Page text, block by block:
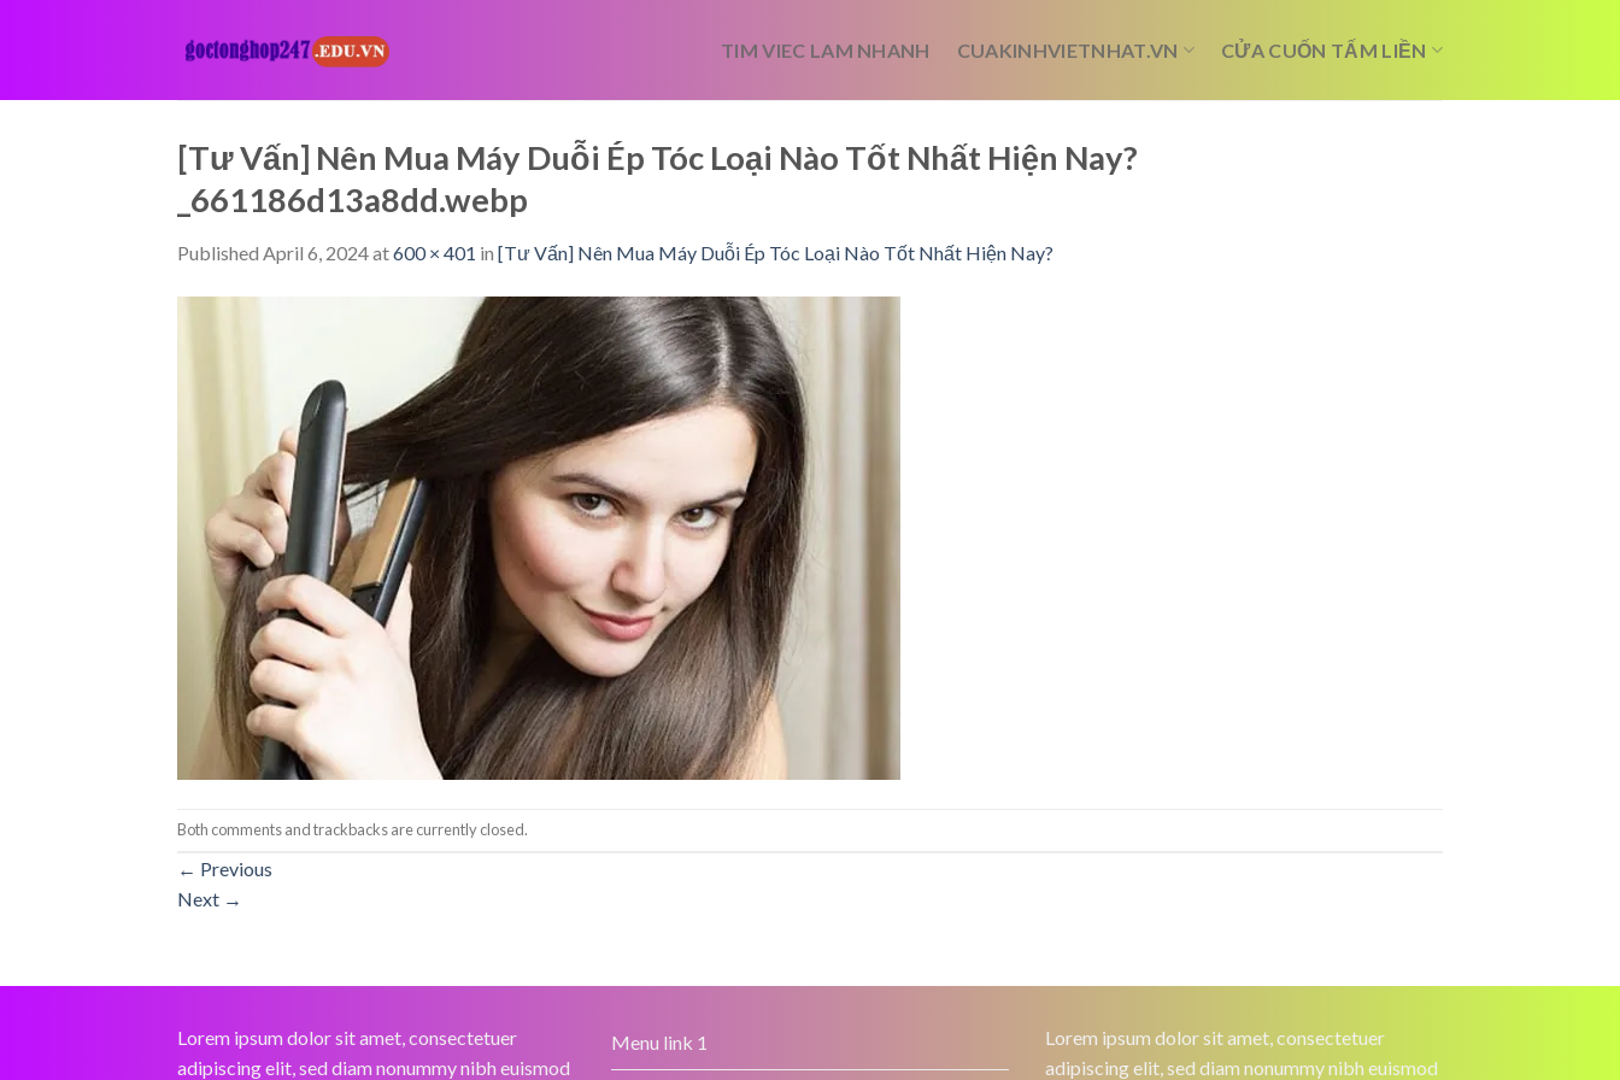
TIM VIEC LAM NHANH CUAKINHVIETNHAT.VN CỬA CUỐN TẤM LIỀN
[Tư Vấn] Nên Mua Máy Duỗi Ép Tóc Loại Nào Tốt Nhất Hiện Nay?
_661186d13a8dd.webp
Published April 6, 2024at600 × 401 in [Tư Vấn] Nên Mua Máy Duỗi Ép Tóc Loại Nào Tốt Nhất Hiện Nay?
Both comments and trackbacks are currently closed.
← Previous
Next →
Lorem ipsum dolor sit amet, consectetuer
adipiscing elit, sed diam nonummy nibh euismod
Menu link 1
Lorem ipsum dolor sit amet, consectetuer
adipiscing elit, sed diam nonummy nibh euismod